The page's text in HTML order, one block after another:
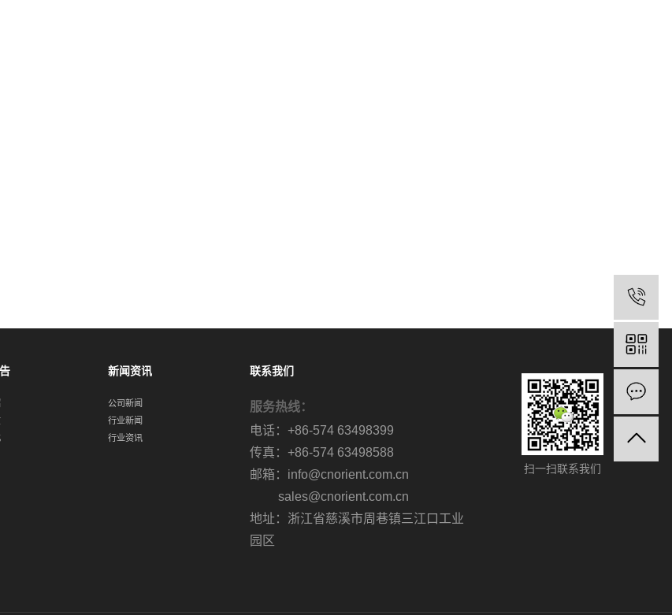
新闻资讯
公司新闻
行业新闻
行业资讯
联系我们
服务热线：
电话：+86-574 63498399
传真：+86-574 63498588
邮箱：info@cnorient.com.cn
sales@cnorient.com.cn
地址：浙江省慈溪市周巷镇三江口工业
园区
扫一扫联系我们